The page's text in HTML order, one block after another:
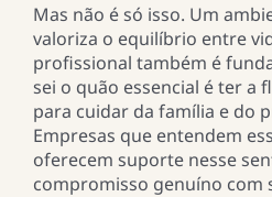
Mas não é só isso. Um
valoriza o equilíbrio entre
profissional também é
sei o quão essencial é ter a
para cuidar da família e do
Empresas que entendem
oferecem suporte nesse
compromisso genuíno com